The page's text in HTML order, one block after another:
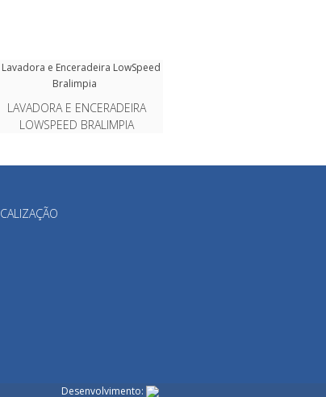
LAVADORA E ENCERADEIRA
LOWSPEED BRALIMPIA
Desenvolvimento: